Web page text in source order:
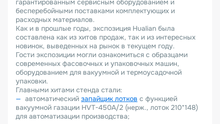
гарантированным сервисным оборудованием и
бесперебойными поставками комплектующих и
расходных материалов.
Как и в прошлые годы, экспозиция Hualian была
составлена как из хитов продаж, так и из интересных
новинок, выведенных на рынок в текущем году.
Гости экспозиции могли ознакомиться с образцами
современных фасовочных и упаковочных машин,
оборудованием для вакуумной и термоусадочной
упаковки.
Главными хитами стенда стали:
автоматический запайщик лотков с функцией
вакуумной газации HVT-450A/2 (нерж., лоток 210*148)
для автоматизации производства;